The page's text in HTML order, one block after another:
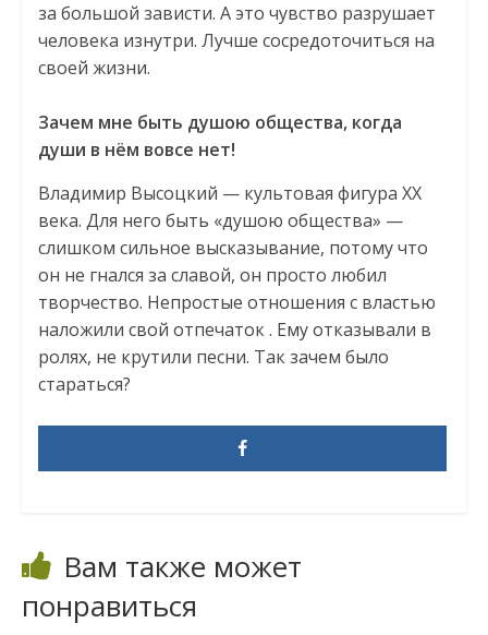
за большой зависти. А это чувство разрушает
человека изнутри. Лучше сосредоточиться на
своей жизни.
Зачем мне быть душою общества, когда
души в нём вовсе нет!
Владимир Высоцкий — культовая фигура XX
века. Для него быть «душою общества» —
слишком сильное высказывание, потому что
он не гнался за славой, он просто любил
творчество. Непростые отношения с властью
наложили свой отпечаток . Ему отказывали в
ролях, не крутили песни. Так зачем было
стараться?
Вам также может
понравиться